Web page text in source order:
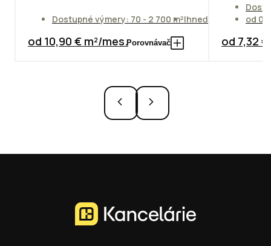
Dostupné výmery: 70 - 2 700 m²Ihneď
od 10,90 € m²/mes.Porovnávač
od
od 7,32